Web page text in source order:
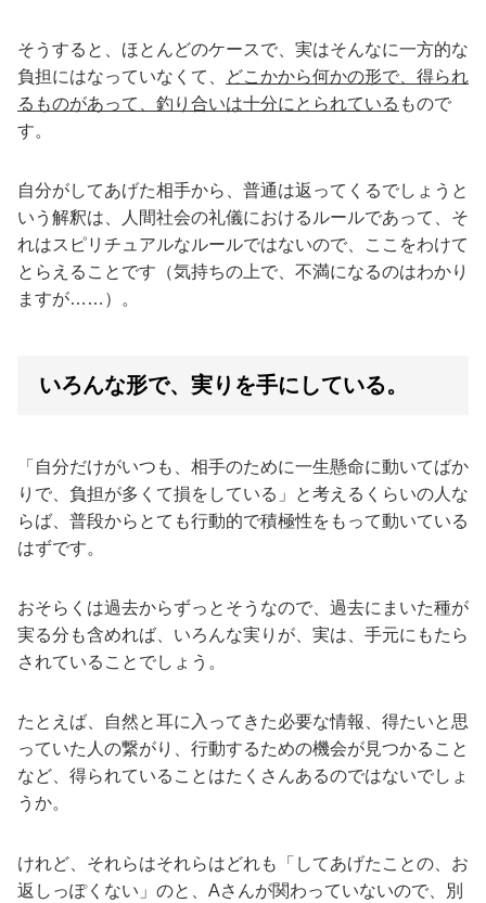
そうすると、ほとんどのケースで、実はそんなに一方的な
負担にはなっていなくて、
どこかから何かの形で、得られ
るものがあって、釣り合いは十分にとられている もので
す。
自分がしてあげた相手から、普通は返ってくるでしょうと
いう解釈は、人間社会の礼儀におけるルールであって、そ
れはスピリチュアルなルールではないので、ここをわけて
とらえることです（気持ちの上で、不満になるのはわかり
ますが……）。
いろんな形で、実りを手にしている。
「自分だけがいつも、相手のために一生懸命に動いてばか
りで、負担が多くて損をしている」と考えるくらいの人な
らば、普段からとても行動的で積極性をもって動いている
はずです。
おそらくは過去からずっとそうなので、過去にまいた種が
実る分も含めれば、いろんな実りが、実は、手元にもたら
されていることでしょう。
たとえば、自然と耳に入ってきた必要な情報、得たいと思
っていた人の繋がり、行動するための機会が見つかること
など、得られていることはたくさんあるのではないでしょ
うか。
けれど、それらはそれらはどれも「してあげたことの、お
返しっぽくない」のと、Aさんが関わっていないので、別